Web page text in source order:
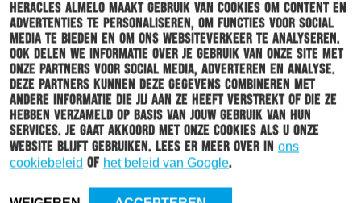
Heracles Almelo maakt gebruik van cookies om content en
advertenties te personaliseren, om functies voor social
media te bieden en om ons websiteverkeer te analyseren.
Ook delen we informatie over je gebruik van onze site met
onze partners voor social media, adverteren en analyse.
Deze partners kunnen deze gegevens combineren met
andere informatie die jij aan ze heeft verstrekt of die ze
hebben verzameld op basis van jouw gebruik van hun
services. Je gaat akkoord met onze cookies als u onze
website blijft gebruiken. Lees er meer over in ons
cookiebeleid of het beleid van Google.
Schrijf je in voor onze nieuwsbrief